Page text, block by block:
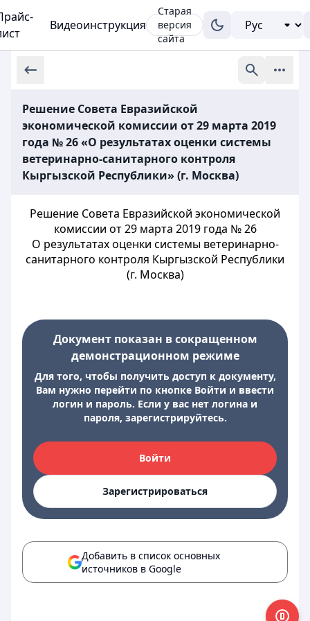
Видеоинструкция
Старая
версия
сайта
Решение Совета Евразийской
экономической комиссии от 29 марта 2019
года № 26 «О результатах оценки системы
ветеринарно-санитарного контроля
Кыргызской Республики» (г. Москва)
Решение Совета Евразийской экономической
комиссии от 29 марта 2019 года № 26
О результатах оценки системы ветеринарно-
санитарного контроля Кыргызской Республики
(г. Москва)
Документ показан в сокращенном
демонстрационном режиме
Для того, чтобы получить доступ к документу,
Вам нужно перейти по кнопке Войти и ввести
логин и пароль. Если у вас нет логина и
пароля, зарегистрируйтесь.
Войти
Зарегистрироваться
Добавить в список основных
источников в Google